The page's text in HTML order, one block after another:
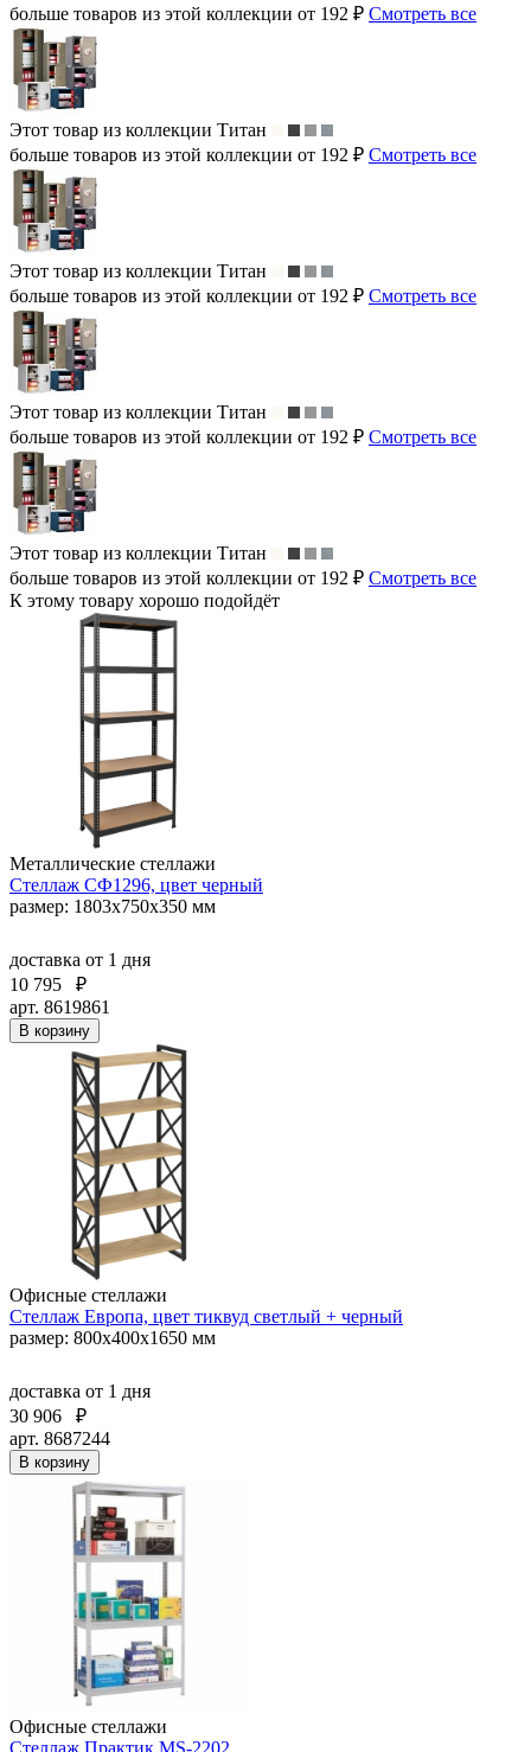
больше товаров из этой коллекции от 192 ₽ Смотреть все
Этот товар из коллекции Титан
больше товаров из этой коллекции от 192 ₽ Смотреть все
Этот товар из коллекции Титан
больше товаров из этой коллекции от 192 ₽ Смотреть все
Этот товар из коллекции Титан
больше товаров из этой коллекции от 192 ₽ Смотреть все
Этот товар из коллекции Титан
больше товаров из этой коллекции от 192 ₽ Смотреть все
К этому товару хорошо подойдёт
Металлические стеллажи
Стеллаж СФ1296, цвет черный
размер: 1803x750x350 мм
доставка от 1 дня
10 795
₽
арт. 8619861
В корзину
Офисные стеллажи
Стеллаж Европа, цвет тиквуд светлый + черный
размер: 800х400х1650 мм
доставка от 1 дня
30 906
₽
арт. 8687244
В корзину
Офисные стеллажи
Стеллаж Практик MS-2202